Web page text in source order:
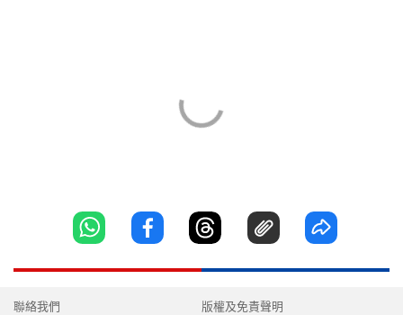
聯絡我們 版權及免責聲明